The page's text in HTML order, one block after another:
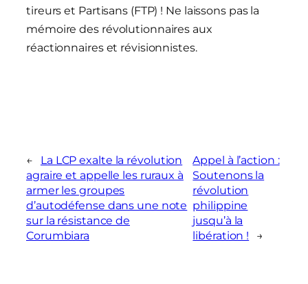
tireurs et Partisans (FTP) ! Ne laissons pas la
mémoire des révolutionnaires aux
réactionnaires et révisionnistes.
←
La LCP exalte la révolution
agraire et appelle les ruraux à
armer les groupes
d’autodéfense dans une note
sur la résistance de
Corumbiara
Appel à l’action :
Soutenons la
révolution
philippine
jusqu’à la
libération !
→